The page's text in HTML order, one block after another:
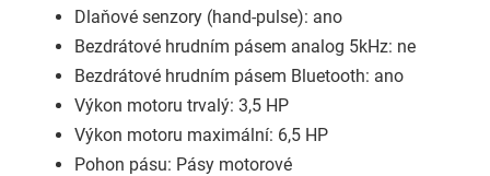
Dlaňové senzory (hand-pulse): ano
Bezdrátové hrudním pásem analog 5kHz: ne
Bezdrátové hrudním pásem Bluetooth: ano
Výkon motoru trvalý: 3,5 HP
Výkon motoru maximální: 6,5 HP
Pohon pásu: Pásy motorové